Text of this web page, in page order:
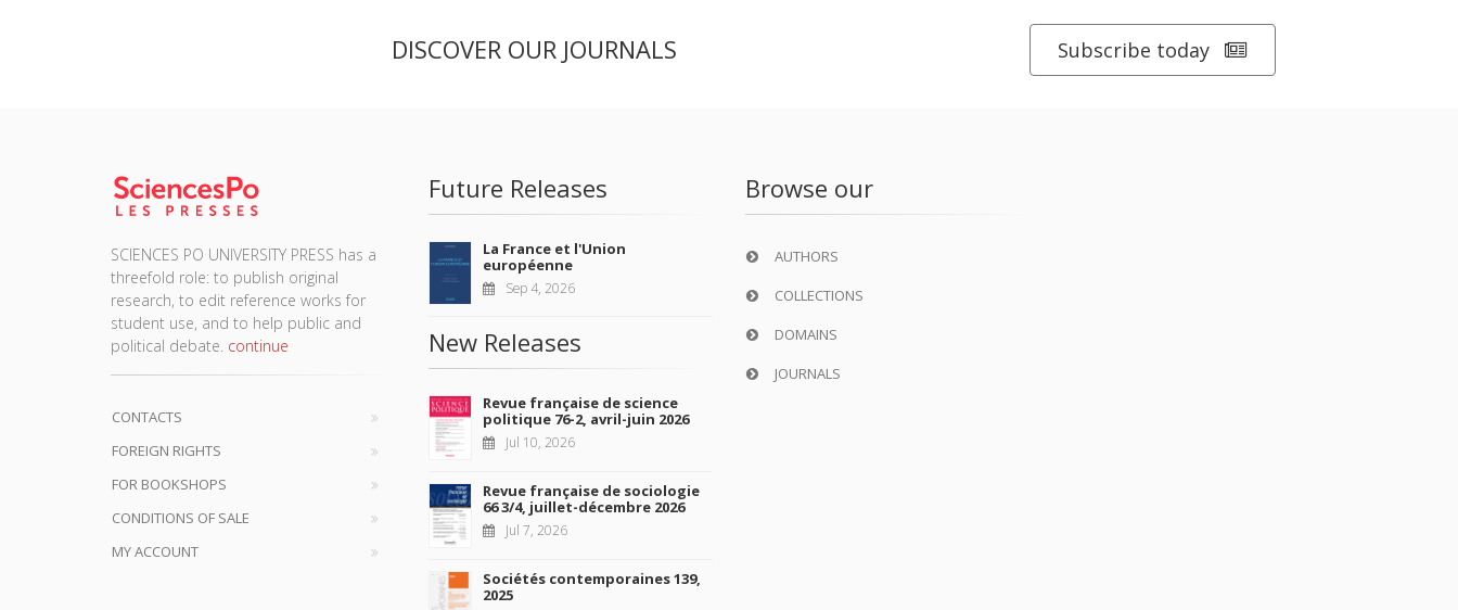
DISCOVER OUR JOURNALS Subscribe today
SCIENCES PO UNIVERSITY PRESS has a
threefold role: to publish original
research, to edit reference works for
student use, and to help public and
political debate. continue
CONTACTS
FOREIGN RIGHTS
FOR BOOKSHOPS
CONDITIONS OF SALE
MY ACCOUNT
Future Releases
La France et l'Union
européenne
Sep 4, 2026
New Releases
Revue française de science
politique 76-2, avril-juin 2026
Jul 10, 2026
Revue française de sociologie
66 3/4, juillet-décembre 2026
Jul 7, 2026
Sociétés contemporaines 139,
2025
Browse our
AUTHORS
COLLECTIONS
DOMAINS
JOURNALS